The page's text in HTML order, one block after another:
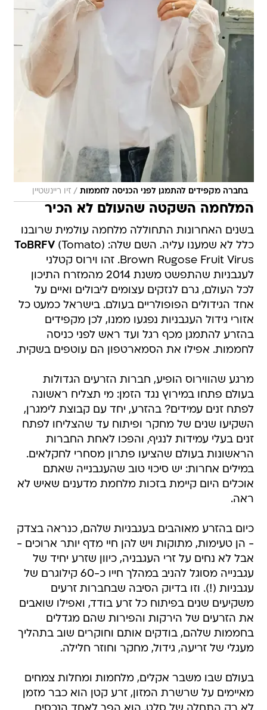
בחברה מקפידים להתמגן לפני הכניסה לחממות / זיו ריינשטיין
המלחמה השקטה שהעולם לא הכיר
בשנים האחרונות התחוללה מלחמה עולמית שרובנו
כלל לא שמענו עליה. השם שלה: (
ToBRFV(Tomato
Brown Rugose Fruit Virus. זהו וירוס קטלני
לעגבניות שהתפשט משנת 2014 מהמזרח התיכון
לכל העולם, גרם לנזקים עצומים ליבולים ואיים על
אחד הגידולים הפופולריים בעולם. בישראל כמעט כל
אזורי גידול העגבניות נפגעו ממנו, לכן מקפידים
בהזרע להתמגן מכף רגל ועד ראש לפני כניסה
לחממות. אפילו את הסמארטפון הם עוטפים בשקית.
מרגע שהווירוס הופיע, חברות הזרעים הגדולות
בעולם פתחו במירוץ נגד הזמן: מי תצליח ראשונה
לפתח זנים עמידים? בהזרע, יחד עם קבוצת לימגרן,
השקיעו שנים של מחקר ופיתוח עד שהצליחו לפתח
זנים בעלי עמידות לנגיף, והפכו לאחת החברות
הראשונות בעולם שהציעו פתרון מסחרי לחקלאים.
במילים אחרות: יש סיכוי טוב שהעגבנייה שאתם
אוכלים היום קיימת בזכות מלחמת מדענים שאיש לא
ראה.
כיום בהזרע מאוהבים בעגבניות שלהם, כנראה בצדק
- הן טעימות, מתוקות ויש להן חיי מדף יותר ארוכים -
אבל לא נחים על זרי העגבניה, כיוון שזרע יחיד של
עגבנייה מסוגל להניב במהלך חייו כ-60 קילוגרם של
עגבניות (!). וזו בדיוק הסיבה שבחברות זרעים
משקיעים שנים בפיתוח כל זרע בודד, ואפילו שואבים
את הזרעים של הירקות והפירות שהם מגדלים
בחממות שלהם, בודקים אותם וחוקרים שוב בתהליך
מעגלי של זריעה, גידול, מחקר וחוזר חלילה.
בעולם שבו משבר אקלים, מלחמות ומחלות צמחים
מאיימים על שרשרת המזון, זרע קטן הוא כבר מזמן